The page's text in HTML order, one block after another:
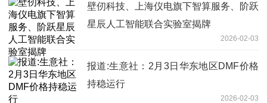
壁仞科技、上海仪电旗下智算服务、阶跃
星辰人工智能联合实验室揭牌
2026-02-03
报道:生意社：2月3日华东地区DMF价格
持稳运行
2026-02-03